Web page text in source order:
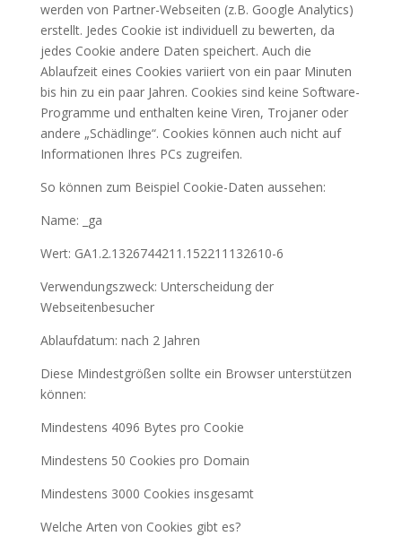
werden von Partner-Webseiten (z.B. Google Analytics)
erstellt. Jedes Cookie ist individuell zu bewerten, da
jedes Cookie andere Daten speichert. Auch die
Ablaufzeit eines Cookies variiert von ein paar Minuten
bis hin zu ein paar Jahren. Cookies sind keine Software-
Programme und enthalten keine Viren, Trojaner oder
andere „Schädlinge“. Cookies können auch nicht auf
Informationen Ihres PCs zugreifen.
So können zum Beispiel Cookie-Daten aussehen:
Name: _ga
Wert: GA1.2.1326744211.152211132610-6
Verwendungszweck: Unterscheidung der
Webseitenbesucher
Ablaufdatum: nach 2 Jahren
Diese Mindestgrößen sollte ein Browser unterstützen
können:
Mindestens 4096 Bytes pro Cookie
Mindestens 50 Cookies pro Domain
Mindestens 3000 Cookies insgesamt
Welche Arten von Cookies gibt es?